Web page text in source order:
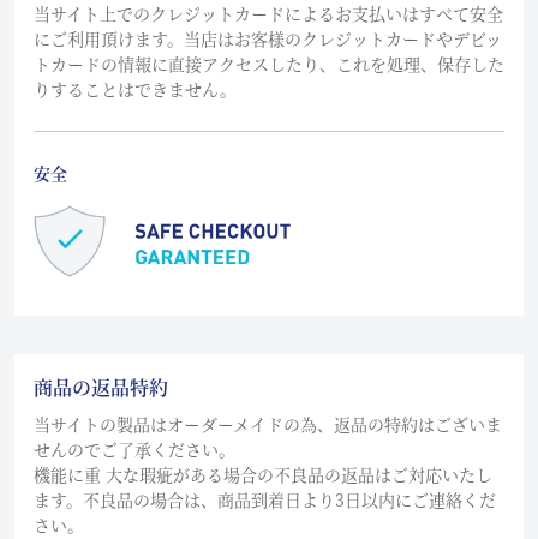
当サイト上でのクレジットカードによるお支払いはすべて安全
にご利用頂けます。当店はお客様のクレジットカードやデビッ
トカードの情報に直接アクセスしたり、これを処理、保存した
りすることはできません。
安全
商品の返品特約
当サイトの製品はオーダーメイドの為、返品の特約はございま
せんのでご了承ください。
機能に重 大な瑕疵がある場合の不良品の返品はご対応いたし
ます。不良品の場合は、商品到着日より3日以内にご連絡くだ
さい。